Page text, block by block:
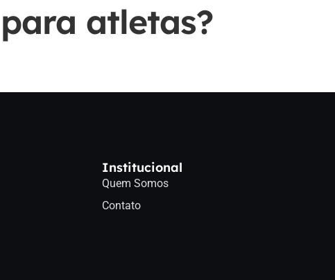
atletas?
Institucional
Quem Somos
Contato